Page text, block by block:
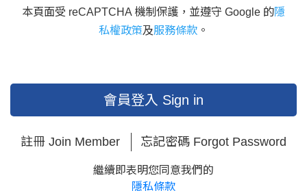
本頁面受 reCAPTCHA 機制保護，並遵守 Google 的隱
私權政策及服務條款 。
會員登入 Sign in
註冊 Join Member 忘記密碼 Forgot Password
繼續即表明您同意我們的
隱私條款